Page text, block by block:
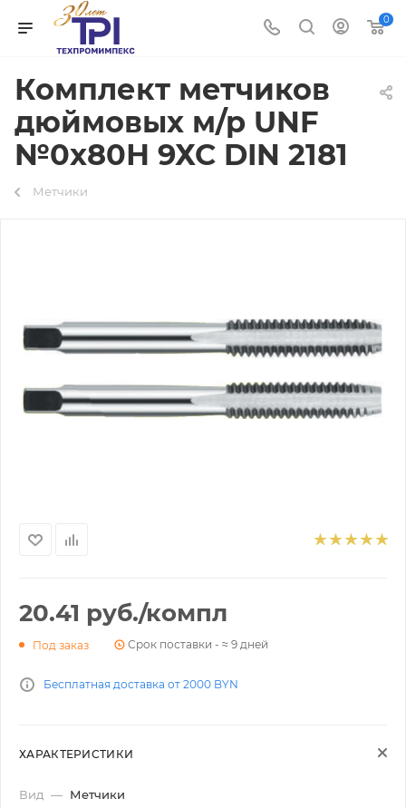
0
Комплект метчиков
дюймовых м/р UNF
№0х80Н 9ХС DIN 2181
Метчики
20.41 руб./компл
Под заказ Срок поставки - ≈ 9 дней
Бесплатная доставка от 2000 BYN
ХАРАКТЕРИСТИКИ
Вид — Метчики